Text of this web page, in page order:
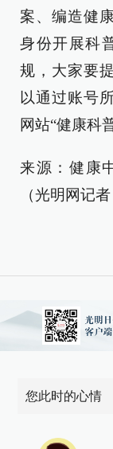
案、编造健
身份开展科
规，大家要
以通过账号
网站“健康科
来源：健康
（光明网记
您此时的心情